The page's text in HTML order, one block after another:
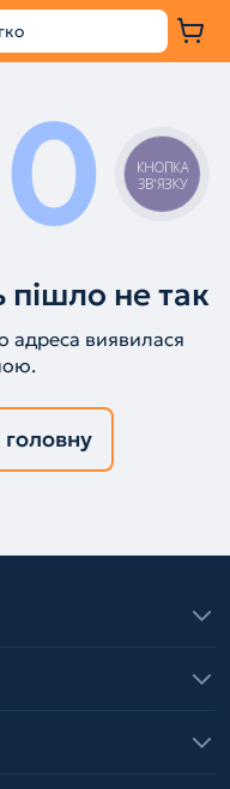
0
не так
адреса виявилася
КНОПКА
ЗВ'ЯЗКУ